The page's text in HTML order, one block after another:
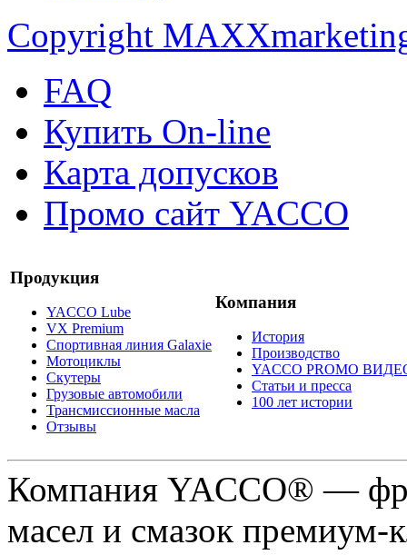
Copyright
FAQ
Купить On-line
Карта допусков
Промо сайт YACCO
Продукция
YACCO Lube
VX Premium
Спортивная линия Galaxie
Мотоциклы
Скутеры
Грузовые автомобили
Трансмиссионные масла
Отзывы
Компания
История
Производство
YACCO PROMO
Статьи и пресса
100 лет истории
Компания YACCO® —
масел и смазок премиум-